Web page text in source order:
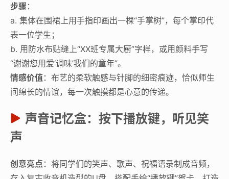
步骤 ：
a. 集体在围裙上用手指印画出一棵“手掌树”，每个掌印代
表一位学生；
b. 用防水布贴缝上“XX班专属大厨”字样，或用颜料手写
“谢谢您用爱‘调味’我们的童年”。
情感价值 ：布艺的柔软触感与针脚的细密痕迹，恰似师生
间绵长的情谊，每一次触摸都是心意的传递。
声音记忆盒：按下播放键，听见笑
声
创意亮点 ：将同学们的笑声、歌声、祝福语录制成音频，